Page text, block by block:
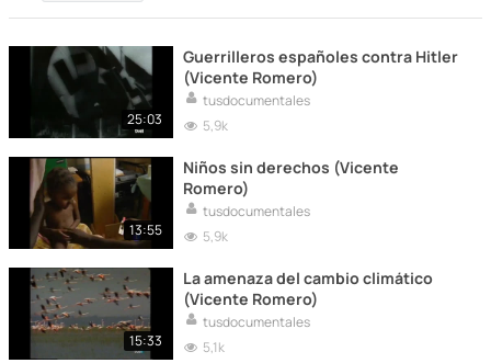
25:03
Guerrilleros españoles contra Hitler
(Vicente Romero)
tusdocumentales
5,9k
13:55
Niños sin derechos (Vicente
Romero)
tusdocumentales
5,9k
15:33
La amenaza del cambio climático
(Vicente Romero)
tusdocumentales
5,1k